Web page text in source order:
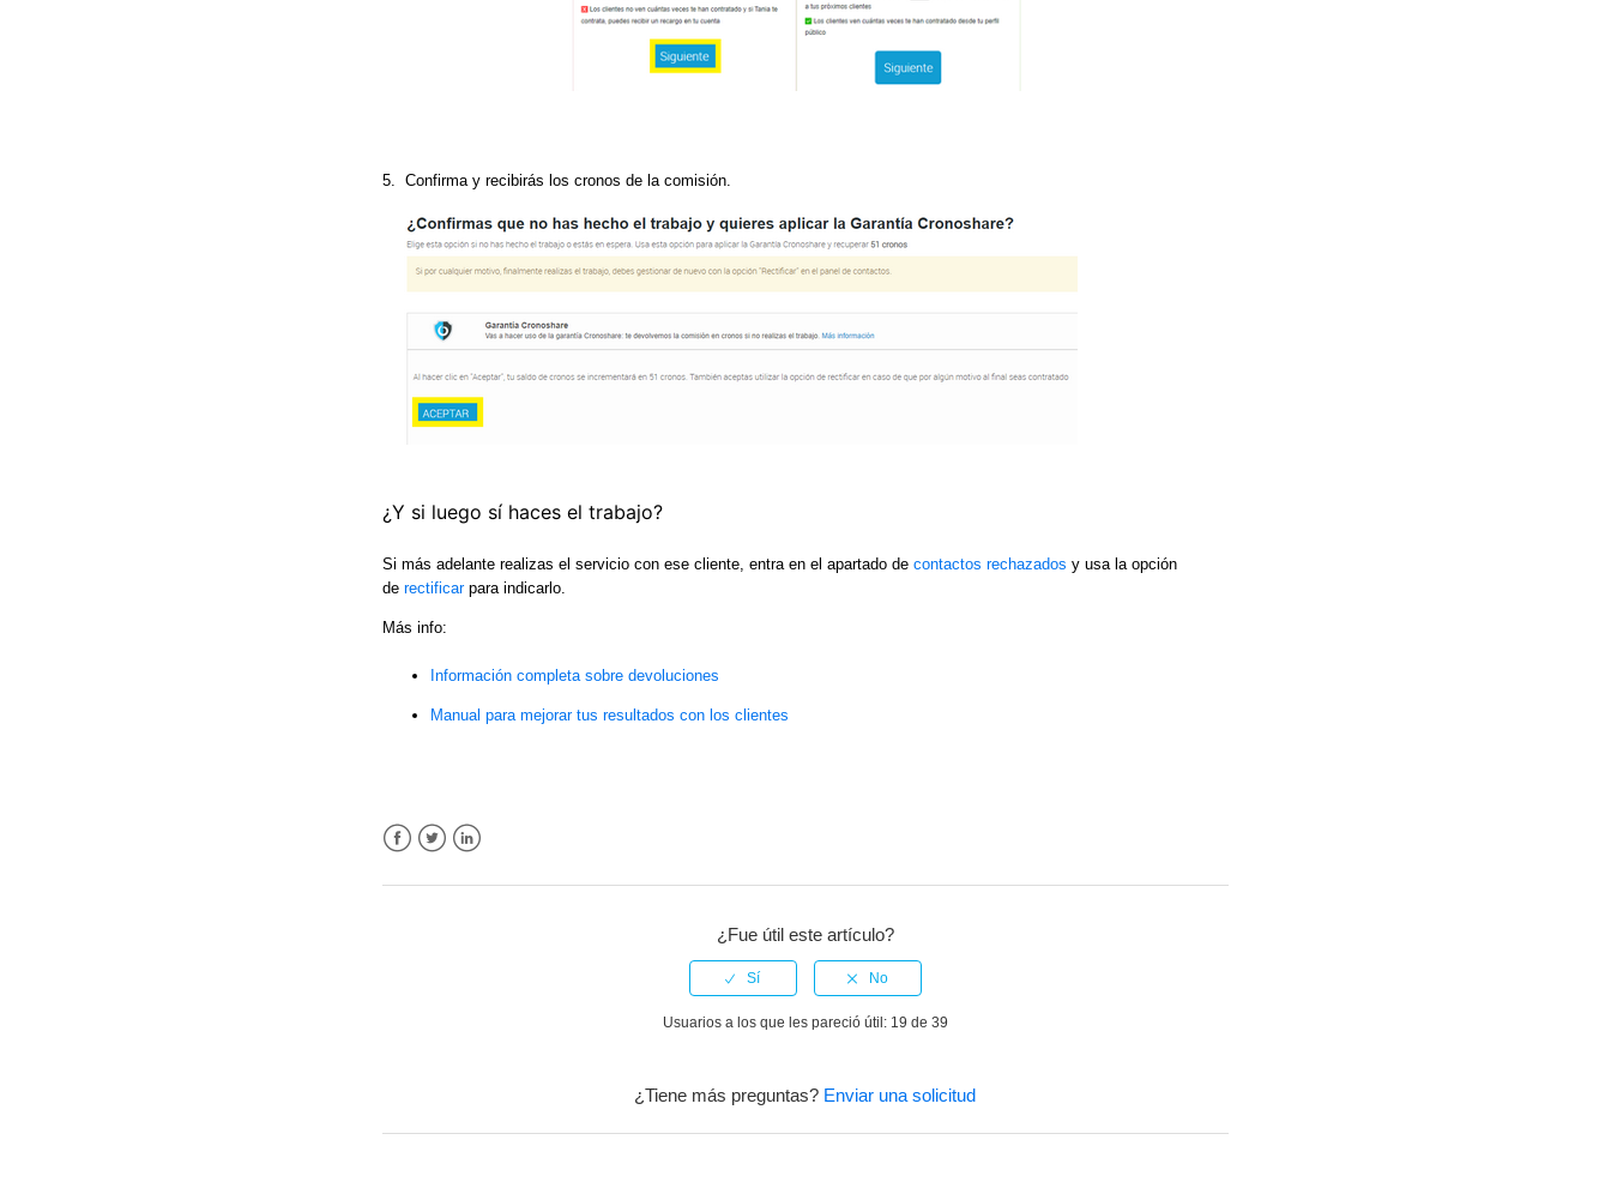
5. Confirma y recibirás los cronos de la comisión.
¿Y si luego sí haces el trabajo?
Si más adelante realizas el servicio con ese cliente, entra en el apartado decontactos rechazados y usa la opción
derectificarpara indicarlo.
Más info:
Información completa sobre devoluciones
Manual para mejorar tus resultados con los clientes
¿Fue útil este artículo?
Usuarios a los que les pareció útil: 19 de 39
¿Tiene más preguntas? Enviar una solicitud